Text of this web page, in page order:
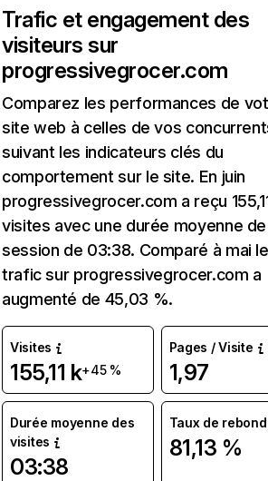
Trafic et engagement des
visiteurs sur
progressivegrocer.com
Comparez les performances de
site web à celles de vos
suivant les indicateurs clés du
comportement sur le site. En juin
progressivegrocer.com a reçu
visites avec une durée moyenne
session de 03:38. Comparé à mai le
trafic sur progressivegrocer.com a
augmenté de 45,03 %.
Visites
155,11 k+45 %
Pages / Visite
1,97
Durée moyenne des
visites
03:38
Taux de rebond
81,13 %